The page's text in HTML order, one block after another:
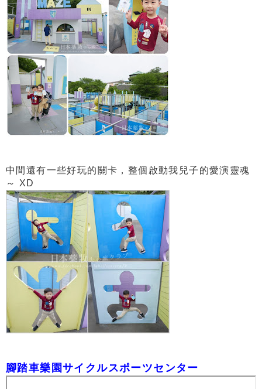
中間還有一些好玩的關卡，整個啟動我兒子的愛演靈魂
～ XD
腳踏車樂園サイクルスポーツセンター